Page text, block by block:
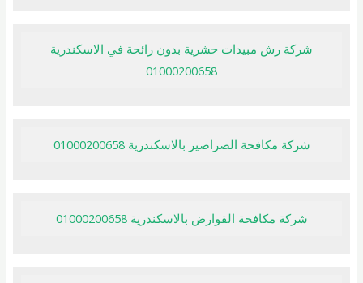
شركة رش مبيدات حشرية بدون رائحة في الاسكندرية
01000200658
شركة مكافحة الصراصير بالاسكندرية 01000200658
شركة مكافحة القوارض بالاسكندرية 01000200658